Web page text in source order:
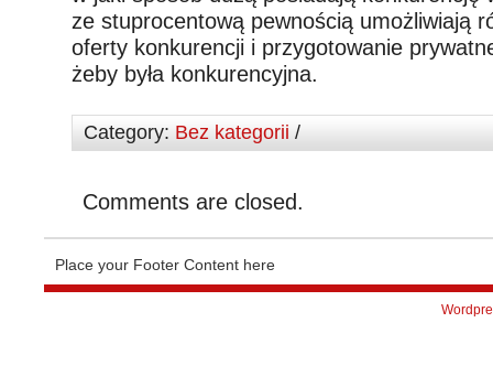
ze stuprocentową pewnością umożliwiają
oferty konkurencji i przygotowanie
żeby była konkurencyjna.
Category: Bez kategorii /
Comments are closed.
Place your Footer Content here